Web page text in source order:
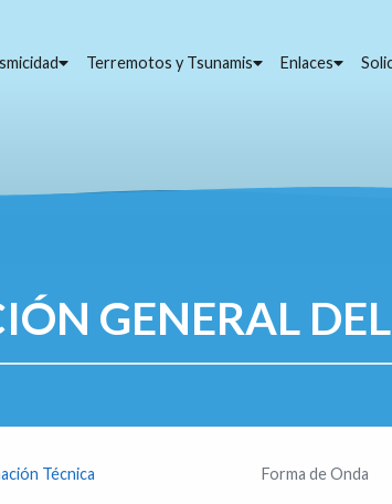
Terremotos y Tsunamis Enlaces
GENERAL
Técnica Forma de Onda